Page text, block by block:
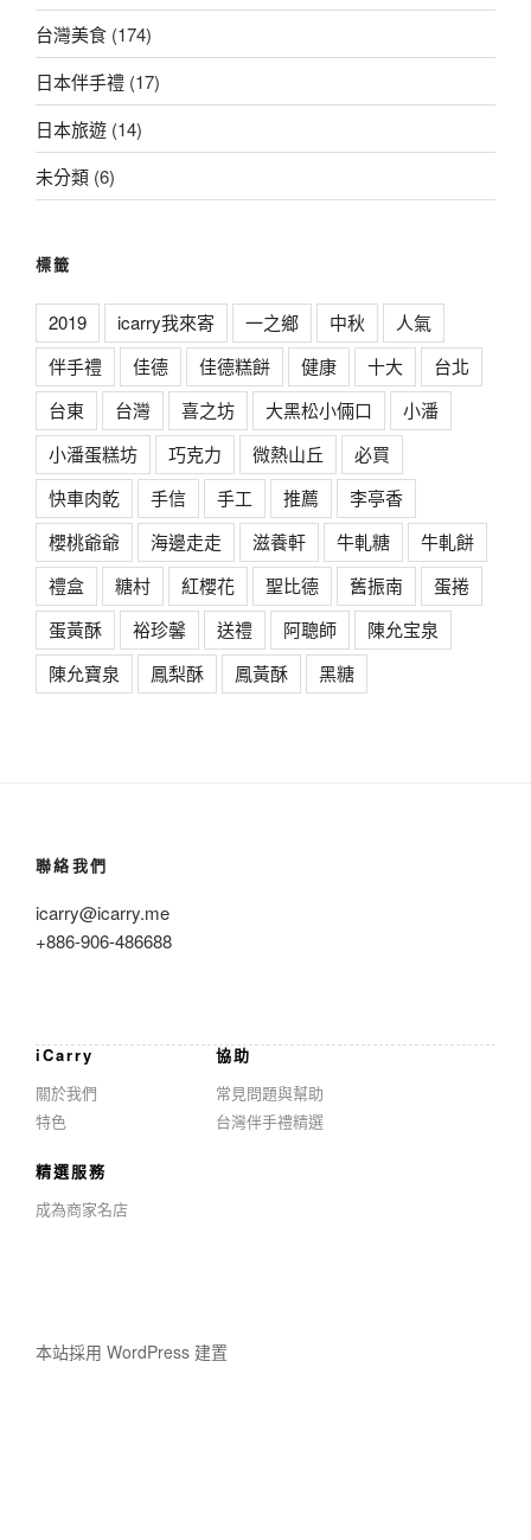
台灣美食 (174)
日本伴手禮 (17)
日本旅遊 (14)
未分類 (6)
標籤
2019 icarry我來寄 一之鄉 中秋
人氣
伴手禮
佳德 佳德糕餅 健康 十大
台北
台東
台灣 喜之坊 大黑松小倆口
小潘
小潘蛋糕坊
巧克力 微熱山丘
必買
快車肉乾
手信 手工 推薦
李亭香
櫻桃爺爺
海邊走走 滋養軒 牛軋糖
牛軋餅
禮盒
糖村 紅櫻花 聖比德 舊振南
蛋捲
蛋黃酥
裕珍馨 送禮 阿聰師
陳允宝泉
陳允寶泉
鳳梨酥 鳳黃酥 黑糖
聯絡我們
icarry@icarry.me
+886-906-486688
iCarry
關於我們
特色
協助
常見問題與幫助
台灣伴手禮精選
精選服務
成為商家名店
本站採用 WordPress 建置